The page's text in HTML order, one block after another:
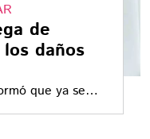
de
daños
que ya se
dos colonias de